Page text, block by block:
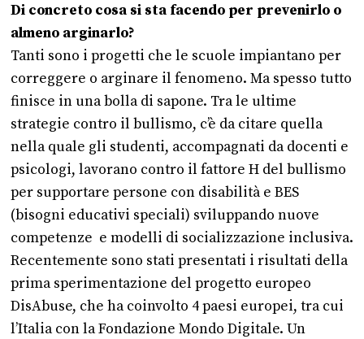
Di concreto cosa si sta facendo per prevenirlo o
almeno arginarlo?
Tanti sono i progetti che le scuole impiantano per
correggere o arginare il fenomeno. Ma spesso tutto
finisce in una bolla di sapone. Tra le ultime
strategie contro il bullismo, c’è da citare quella
nella quale gli studenti, accompagnati da docenti e
psicologi, lavorano contro il fattore H del bullismo
per supportare persone con disabilità e BES
(bisogni educativi speciali) sviluppando nuove
competenze e modelli di socializzazione inclusiva.
Recentemente sono stati presentati i risultati della
prima sperimentazione del progetto europeo
DisAbuse, che ha coinvolto 4 paesi europei, tra cui
l’Italia con la Fondazione Mondo Digitale. Un